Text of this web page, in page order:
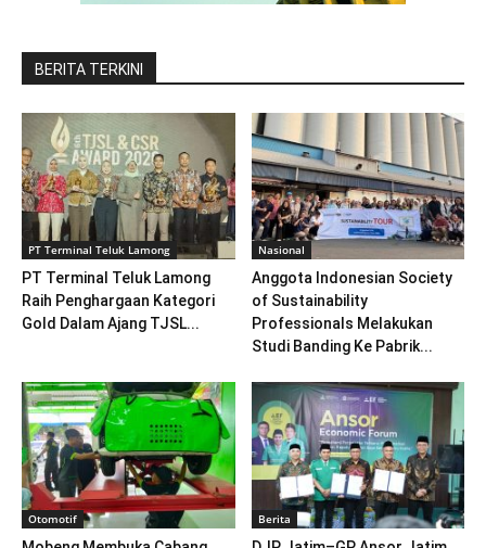
BERITA TERKINI
PT Terminal Teluk Lamong
PT Terminal Teluk Lamong
Raih Penghargaan Kategori
Gold Dalam Ajang TJSL...
Nasional
Anggota Indonesian Society
of Sustainability
Professionals Melakukan
Studi Banding Ke Pabrik...
Otomotif Berita